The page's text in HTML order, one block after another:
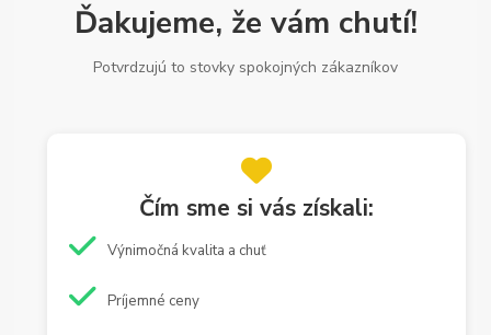
Ďakujeme, že vám chutí!
Potvrdzujú to stovky spokojných zákazníkov
Čím sme si vás získali:
Výnimočná kvalita a chuť
Príjemné ceny